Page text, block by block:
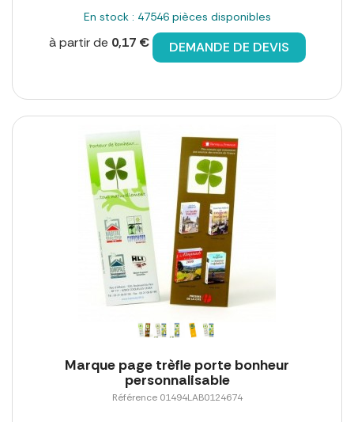
En stock : 47546 pièces disponibles
à partir de 0,17 € DEMANDE DE DEVIS
Marque page trèfle porte bonheur
personnalisable
Référence 01494LAB0124674